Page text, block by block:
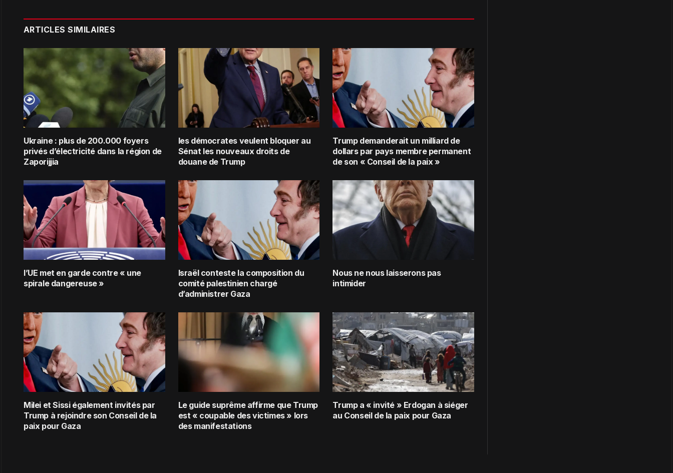
ARTICLES SIMILAIRES
Ukraine : plus de 200.000 foyers
privés d’électricité dans la région de
Zaporijjia
les démocrates veulent bloquer au
Sénat les nouveaux droits de
douane de Trump
Trump demanderait un milliard de
dollars par pays membre permanent
de son « Conseil de la paix »
l’UE met en garde contre « une
spirale dangereuse »
Israël conteste la composition du
comité palestinien chargé
d’administrer Gaza
Nous ne nous laisserons pas
intimider
Milei et Sissi également invités par
Trump à rejoindre son Conseil de la
paix pour Gaza
Le guide suprême affirme que Trump
est « coupable des victimes » lors
des manifestations
Trump a « invité » Erdogan à siéger
au Conseil de la paix pour Gaza